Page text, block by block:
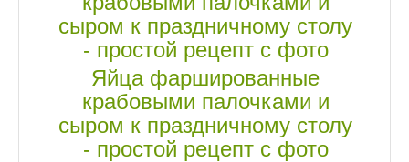
Яйца фаршированные
крабовыми палочками и
сыром к праздничному столу
- простой рецепт с фото